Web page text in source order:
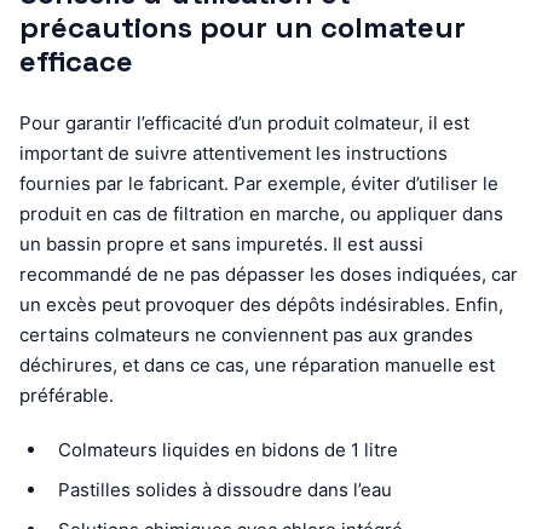
précautions pour un colmateur
efficace
Pour garantir l’efficacité d’un produit colmateur, il est
important de suivre attentivement les instructions
fournies par le fabricant. Par exemple, éviter d’utiliser le
produit en cas de filtration en marche, ou appliquer dans
un bassin propre et sans impuretés. Il est aussi
recommandé de ne pas dépasser les doses indiquées, car
un excès peut provoquer des dépôts indésirables. Enfin,
certains colmateurs ne conviennent pas aux grandes
déchirures, et dans ce cas, une réparation manuelle est
préférable.
Colmateurs liquides en bidons de 1 litre
Pastilles solides à dissoudre dans l’eau